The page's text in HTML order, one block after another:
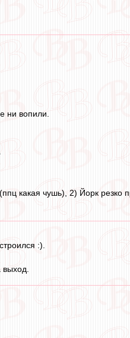
ни вопили.
какая чушь), 2) Йорк резко
:).